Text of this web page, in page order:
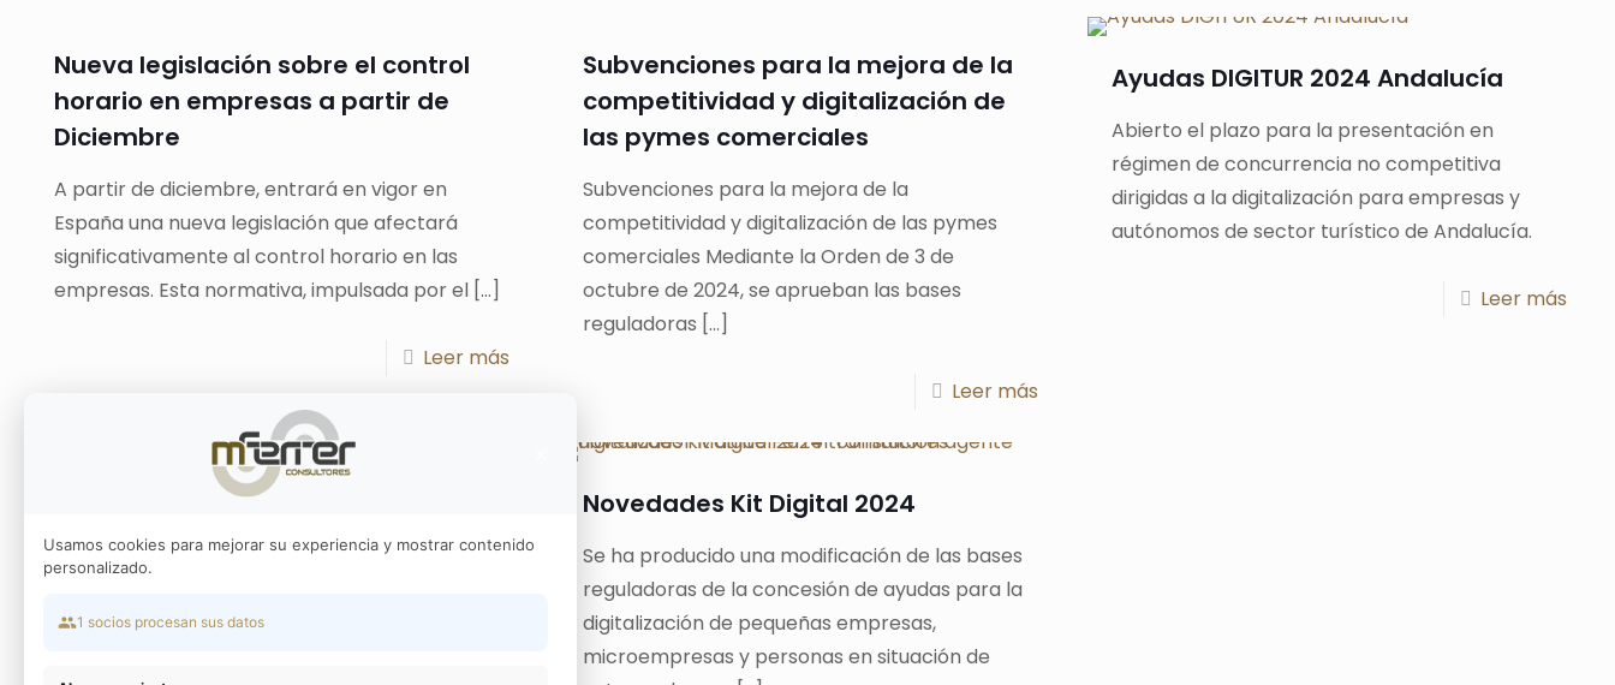
Nueva legislación sobre el control
horario en empresas a partir de
Diciembre
A partir de diciembre, entrará en vigor en
España una nueva legislación que afectará
significativamente al control horario en las
empresas. Esta normativa, impulsada por el […]
Leer más
Subvenciones para la mejora de la
competitividad y digitalización de
las pymes comerciales
Subvenciones para la mejora de la
competitividad y digitalización de las pymes
comerciales Mediante la Orden de 3 de
octubre de 2024, se aprueban las bases
reguladoras […]
Leer más
Ayudas DIGITUR 2024 Andalucía
Abierto el plazo para la presentación en
régimen de concurrencia no competitiva
dirigidas a la digitalización para empresas y
autónomos de sector turístico de Andalucía.
Leer más
Convocatoria de ayudas a la contratación de
Transformación Digital de las pequeñas y
Novedades Kit Digital 2024
Se ha producido una modificación de las bases
reguladoras de la concesión de ayudas para la
digitalización de pequeñas empresas,
microempresas y personas en situación de
Usamos cookies para mejorar su experiencia y mostrar contenido
personalizado.
1 socios procesan sus datos